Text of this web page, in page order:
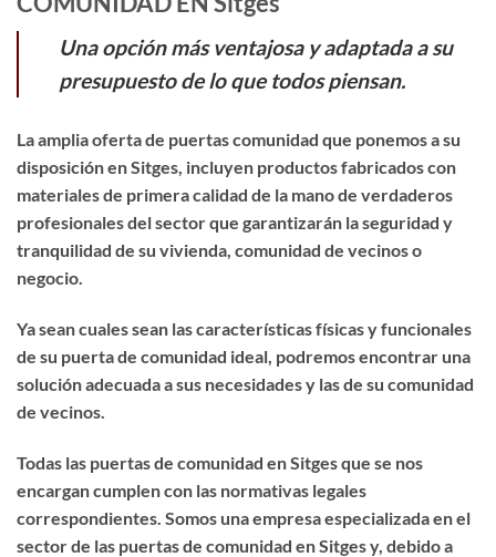
Una opción más ventajosa y adaptada a su
presupuesto de lo que todos piensan.
La amplia oferta de puertas comunidad que ponemos a su
disposición en Sitges, incluyen productos fabricados con
materiales de primera calidad de la mano de verdaderos
profesionales del sector que garantizarán la seguridad y
tranquilidad de su vivienda, comunidad de vecinos o
negocio.
Ya sean cuales sean las características físicas y funcionales
de su puerta de comunidad ideal, podremos encontrar una
solución adecuada a sus necesidades y las de su comunidad
de vecinos.
Todas las puertas de comunidad en Sitges que se nos
encargan cumplen con las normativas legales
correspondientes. Somos una empresa especializada en el
sector de las puertas de comunidad en Sitges y, debido a